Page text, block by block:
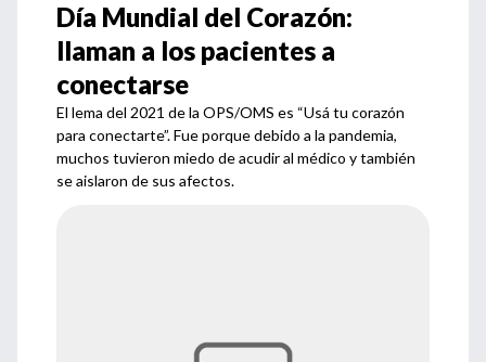
Día Mundial del Corazón:
llaman a los pacientes a
conectarse
El lema del 2021 de la OPS/OMS es “Usá tu corazón
para conectarte”. Fue porque debido a la pandemia,
muchos tuvieron miedo de acudir al médico y también
se aislaron de sus afectos.